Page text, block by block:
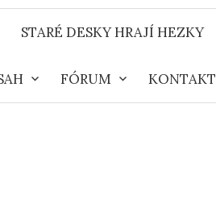
STARÉ DESKY HRAJÍ HEZKY
FÓRUM KONTAKT